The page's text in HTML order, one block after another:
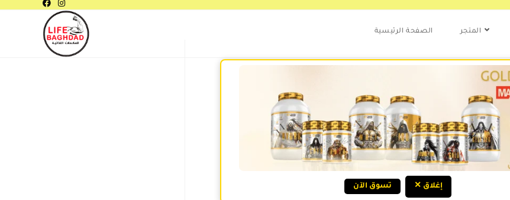
الصفحة الرئيسية المتجر
تسوق الآن ✕ إغلاق